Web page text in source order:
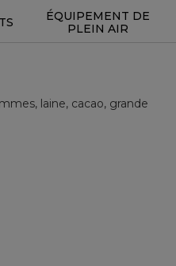
ÉQUIPEMENT DE
PLEIN AIR